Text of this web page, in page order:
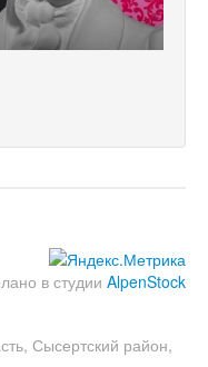
в студии AlpenStock
Сысертский район,